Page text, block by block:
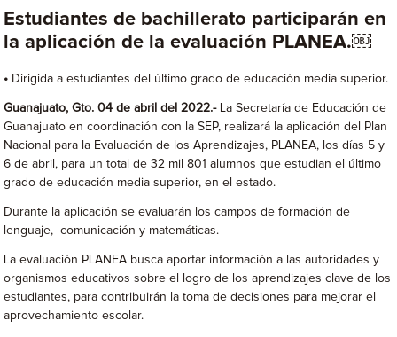
Estudiantes de bachillerato participarán en
la aplicación de la evaluación PLANEA.￼
• Dirigida a estudiantes del último grado de educación media superior.
Guanajuato, Gto. 04 de abril del 2022.-La Secretaría de Educación de
Guanajuato en coordinación con la SEP, realizará la aplicación del Plan
Nacional para la Evaluación de los Aprendizajes, PLANEA, los días 5 y
6 de abril, para un total de 32 mil 801 alumnos que estudian el último
grado de educación media superior, en el estado.
Durante la aplicación se evaluarán los campos de formación de
lenguaje, comunicación y matemáticas.
La evaluación PLANEA busca aportar información a las autoridades y
organismos educativos sobre el logro de los aprendizajes clave de los
estudiantes, para contribuirán la toma de decisiones para mejorar el
aprovechamiento escolar.